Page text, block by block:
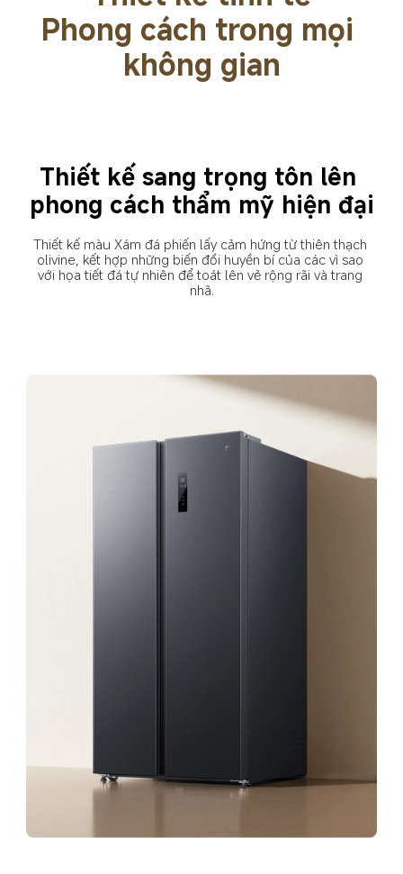
Phong cách trong mọi
không gian
Thiết kế sang trọng tôn lên
phong cách thẩm mỹ hiện đại
Thiết kế màu Xám đá phiến lấy cảm hứng từ thiên thạch
olivine, kết hợp những biến đổi huyền bí của các vì sao
với họa tiết đá tự nhiên để toát lên vẻ rộng rãi và trang
nhã.